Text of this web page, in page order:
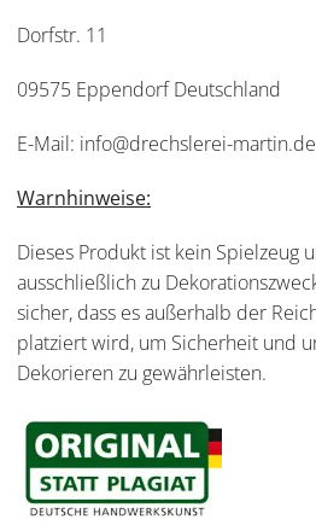
Dorfstr. 11
09575 Eppendorf Deutschland
E-Mail: info@drechslerei-martin.de
Warnhinweise:
Dieses Produkt ist kein Spielzeug
ausschließlich zu
sicher, dass es außerhalb der
platziert wird, um Sicherheit und
Dekorieren zu gewährleisten.